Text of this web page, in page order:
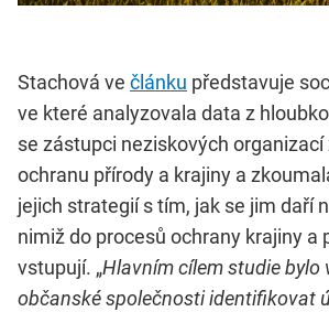
Stachová ve článku představuje
ve které analyzovala data z
se zástupci neziskových
ochranu přírody a krajiny a
jejich strategií s tím, jak se jim daří
nimiž do procesů ochrany krajiny a
vstupují. „Hlavním cílem studie bylo
občanské společnosti identifikovat